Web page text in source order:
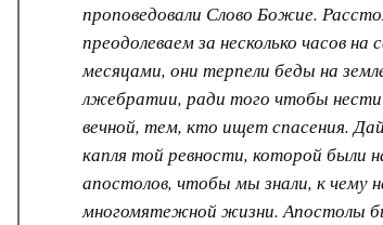
проповедовали Слово Божие.
преодолеваем за несколько часов
месяцами, они терпели беды на
лжебратии, ради того чтобы
вечной, тем, кто ищет спасения.
капля той ревности, которой были
апостолов, чтобы мы знали, к чему
многомятежной жизни. Апостолы